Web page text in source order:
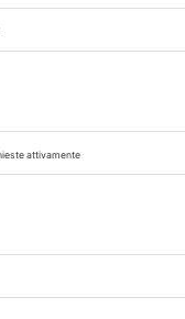
vaccinati
Taras, lancia
diRedazione